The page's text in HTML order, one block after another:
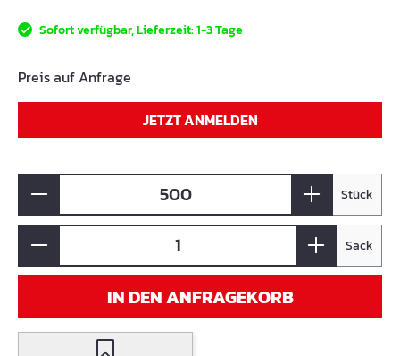
Sofort verfügbar, Lieferzeit: 1-3 Tage
Preis auf Anfrage
JETZT ANMELDEN
Stück
Sack
IN DEN ANFRAGEKORB